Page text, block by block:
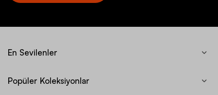
En Sevilenler
Popüler Koleksiyonlar